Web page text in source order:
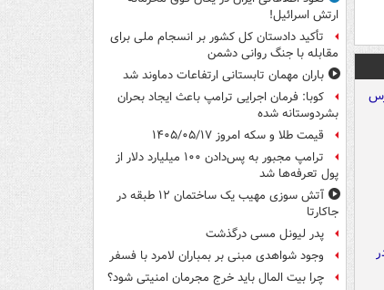
ارتش اسرائیل!
تأکید دادستان کل کشور بر انسجام ملی برای
مقابله با جنگ روانی دشمن
باران مهمان تابستانی ارتفاعات دماوند شد
کوبا: فرمان اجرایی ترامپ باعث ایجاد بحران
بشردوستانه شده
قیمت طلا و سکه امروز ۱۴۰۵/۰۵/۱۷
ترامپ مجبور به پس‌دادن ۱۰۰ میلیارد دلار از
پول تعرفه‌ها شد
آتش سوزی مهیب یک ساختمان ۱۲ طبقه در
جاکارتا
پدر لیونل مسی درگذشت
وجود شواهدی مبنی بر بمباران لامرد با فسفر
چرا بیت المال باید خرج مجرمان امنیتی شود؟